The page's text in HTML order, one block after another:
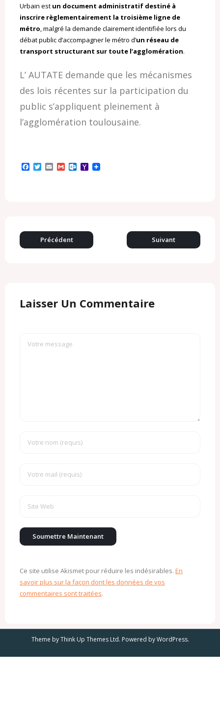
Urbain est un document administratif destiné à
inscrire règlementairement la troisième ligne de
métro, malgré la demande clairement identifiée lors du
débat public d’accompagner le métro d’un réseau de
transport structurant sur toute l’agglomération.
L’ AUTATE demande que les mécanismes
des lois récentes sur la participation du
public s’appliquent pleinement à
l’agglomération toulousaine.
T E G O
c
Y
l
Précédent Suivant
Laisser Un Commentaire
Ce site utilise Akismet pour réduire les indésirables. En
savoir plus sur la façon dont les données de vos
commentaires sont traitées.
Theme byThink Up Themes Ltd. Powered byWordPress.